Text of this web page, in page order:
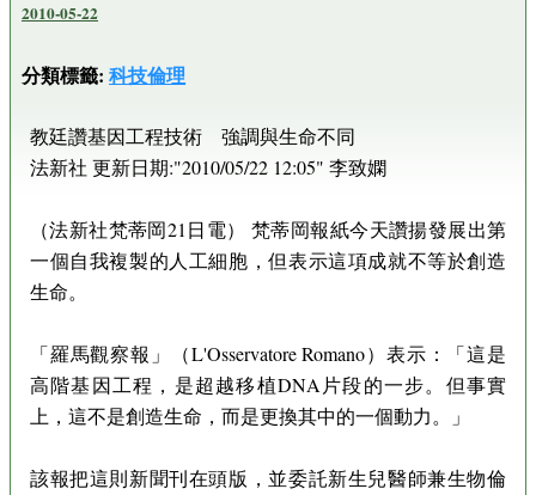
2010-05-22
分類標籤: 科技倫理
教廷讚基因工程技術 強調與生命不同
法新社 更新日期:"2010/05/22 12:05" 李致嫻
（法新社梵蒂岡21日電） 梵蒂岡報紙今天讚揚發展出第
一個自我複製的人工細胞，但表示這項成就不等於創造
生命。
「羅馬觀察報」（L'Osservatore Romano）表示：「這是
高階基因工程，是超越移植DNA片段的一步。但事實
上，這不是創造生命，而是更換其中的一個動力。」
該報把這則新聞刊在頭版，並委託新生兒醫師兼生物倫